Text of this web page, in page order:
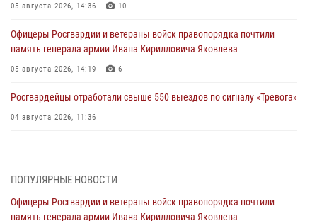
05 августа 2026, 14:36 10
Офицеры Росгвардии и ветераны войск правопорядка почтили
память генерала армии Ивана Кирилловича Яковлева
05 августа 2026, 14:19 6
Росгвардейцы отработали свыше 550 выездов по сигналу «Тревога»
04 августа 2026, 11:36
04 августа 2026, 09:05
Росгвардия обеспечила безопасность граждан на праздновании
ПОПУЛЯРНЫЕ НОВОСТИ
Офицеры Росгвардии и ветераны войск правопорядка почтили
память генерала армии Ивана Кирилловича Яковлева